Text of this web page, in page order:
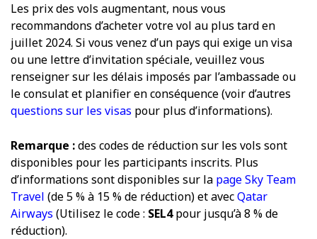
Les prix des vols augmentant, nous vous
recommandons d’acheter votre vol au plus tard en
juillet 2024. Si vous venez d’un pays qui exige un visa
ou une lettre d’invitation spéciale, veuillez vous
renseigner sur les délais imposés par l’ambassade ou
le consulat et planifier en conséquence (voir d’autres
questions sur les visas pour plus d’informations).
Remarque :des codes de réduction sur les vols sont
disponibles pour les participants inscrits. Plus
d’informations sont disponibles sur la page Sky Team
Travel (de 5 % à 15 % de réduction) et avecQatar
Airways (Utilisez le code : SEL4pour jusqu’à 8 % de
réduction).